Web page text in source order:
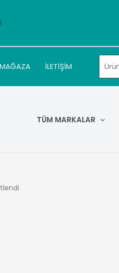
MAĞAZA İLETİŞİM
TÜM MARKALAR